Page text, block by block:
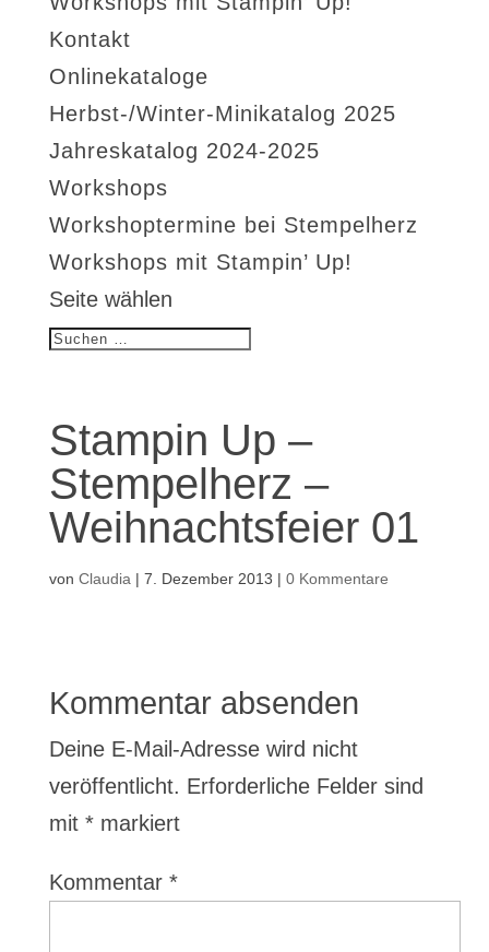
Kontakt
Onlinekataloge
Herbst-/Winter-Minikatalog 2025
Jahreskatalog 2024-2025
Workshops
Workshoptermine bei Stempelherz
Workshops mit Stampin’ Up!
Seite wählen
Stampin Up –
Stempelherz –
Weihnachtsfeier 01
von Claudia | 7. Dezember 2013 | 0 Kommentare
Kommentar absenden
Deine E-Mail-Adresse wird nicht
veröffentlicht. Erforderliche Felder sind
mit *markiert
Kommentar *